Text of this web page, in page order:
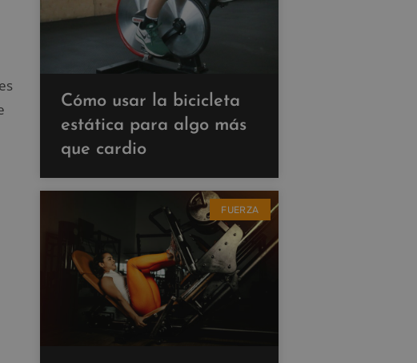
Cómo usar la bicicleta
estática para algo más
que cardio
FUERZA